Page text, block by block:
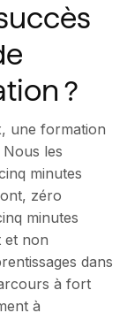
?
une formation
les
minutes
zéro
minutes
et non
dans
à fort
à